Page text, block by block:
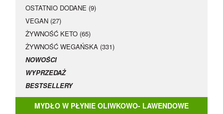
OSTATNIO DODANE (9)
VEGAN (27)
ŻYWNOŚĆ KETO (65)
ŻYWNOŚĆ WEGAŃSKA (331)
NOWOŚCI
WYPRZEDAŻ
BESTSELLERY
MYDŁO W PŁYNIE OLIWKOWO- LAWENDOWE